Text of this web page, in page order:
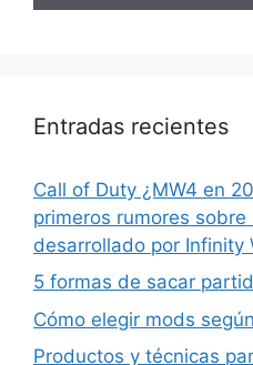
Entradas recientes
Call of Duty ¿MW4 en
primeros rumores sobre
desarrollado por Infinity
5 formas de sacar
Cómo elegir mods
Productos y técnicas